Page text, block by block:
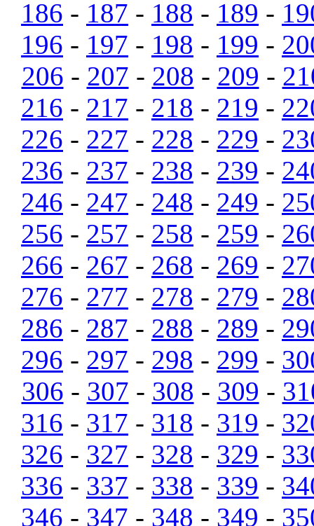
186 - 187 - 188 - 189 -
196 - 197 - 198 - 199 -
206 - 207 - 208 - 209 -
216 - 217 - 218 - 219 -
226 - 227 - 228 - 229 -
236 - 237 - 238 - 239 -
246 - 247 - 248 - 249 -
256 - 257 - 258 - 259 -
266 - 267 - 268 - 269 -
276 - 277 - 278 - 279 -
286 - 287 - 288 - 289 -
296 - 297 - 298 - 299 -
306 - 307 - 308 - 309 -
316 - 317 - 318 - 319 -
326 - 327 - 328 - 329 -
336 - 337 - 338 - 339 -
346 - 347 - 348 - 349 -